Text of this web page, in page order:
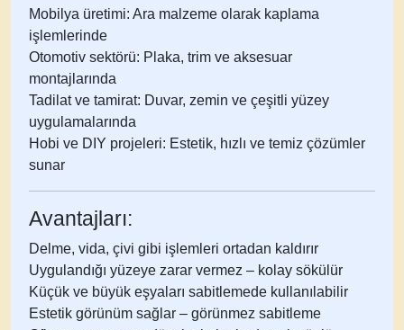
Mobilya üretimi: Ara malzeme olarak kaplama
işlemlerinde
Otomotiv sektörü: Plaka, trim ve aksesuar
montajlarında
Tadilat ve tamirat: Duvar, zemin ve çeşitli yüzey
uygulamalarında
Hobi ve DIY projeleri: Estetik, hızlı ve temiz çözümler
sunar
Avantajları:
Delme, vida, çivi gibi işlemleri ortadan kaldırır
Uygulandığı yüzeye zarar vermez – kolay sökülür
Küçük ve büyük eşyaları sabitlemede kullanılabilir
Estetik görünüm sağlar – görünmez sabitleme